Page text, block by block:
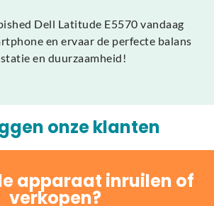
Dell Latitude E5570 vandaag
en ervaar de perfecte balans
en duurzaamheid!
onze klanten
apparaat inruilen of
verkopen?